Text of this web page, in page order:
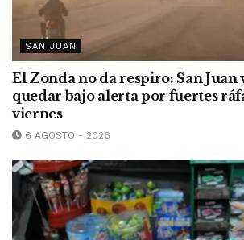
SAN JUAN
El Zonda no da respiro: San Juan
quedar bajo alerta por fuertes
viernes
6 AGOSTO - 2026